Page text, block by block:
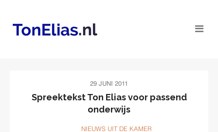
29 JUNI 2011
Spreektekst Ton Elias voor passend
onderwijs
NIEUWS UIT DE KAMER